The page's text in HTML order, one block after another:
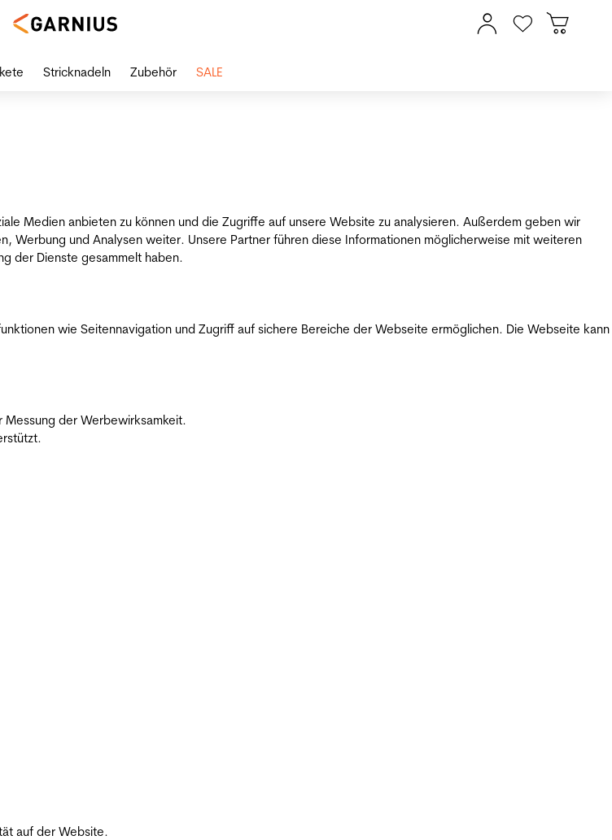
Medien anbieten zu können und die Zugriffe auf unsere Website zu analysieren. Außerdem geben wir
Werbung und Analysen weiter. Unsere Partner führen diese Informationen möglicherweise mit weiteren
der Dienste gesammelt haben.
wie Seitennavigation und Zugriff auf sichere Bereiche der Webseite ermöglichen. Die Webseite kann
Messung der Werbewirksamkeit.
auf der Website.
Stricknadeln Zubehör SALE